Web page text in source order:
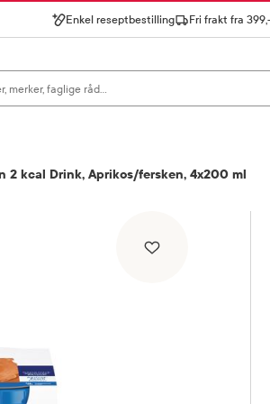
Enkel reseptbestilling Fri frakt fra
2 kcal Drink, Aprikos/fersken, 4x200 ml